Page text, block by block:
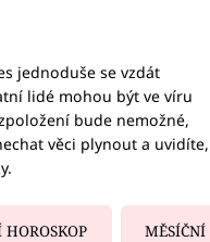
jednoduše se vzdát
lidé mohou být ve víru
bude nemožné,
věci plynout a uvidíte,
HOROSKOP MĚSÍČNÍ